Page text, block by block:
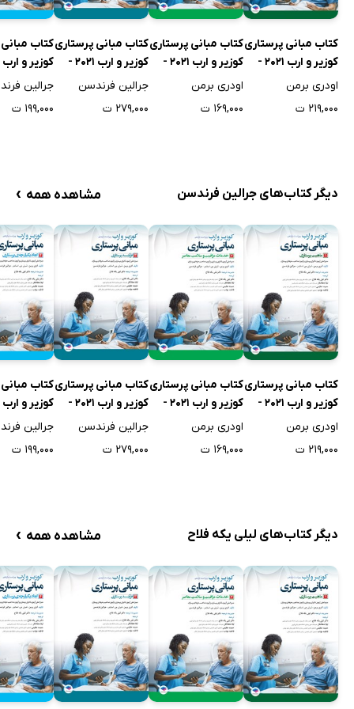
مرور فصل 37
نکات برجسته‌ی فصل
دانش خود را بیازمایید
رعایت استانداردها
کتاب مبانی پرستاری
کوزیر و ارب 2021 -
جلد اول
اودری برمن
۲۱۹,۰۰۰ ت
کتاب مبانی پرستاری
کوزیر و ارب 2021 -
جلد دوم
اودری برمن
۱۶۹,۰۰۰ ت
کتاب مبانی پرستاری
کوزیر و ارب 2021 -
جلد سوم
جرالین فرندسن
۲۷۹,۰۰۰ ت
کتاب
جلد چهارم
جرالین
۱۹۹,۰۰۰ ت
دیگر کتاب‌های جرالین فرندسن مشاهده همه ›
کتاب مبانی پرستاری
کوزیر و ارب 2021 -
جلد اول
اودری برمن
۲۱۹,۰۰۰ ت
کتاب مبانی پرستاری
کوزیر و ارب 2021 -
جلد دوم
اودری برمن
۱۶۹,۰۰۰ ت
کتاب مبانی پرستاری
کوزیر و ارب 2021 -
جلد سوم
جرالین فرندسن
۲۷۹,۰۰۰ ت
کتاب
جلد چهارم
جرالین
۱۹۹,۰۰۰ ت
دیگر کتاب‌های لیلی یکه فلاح مشاهده همه ›